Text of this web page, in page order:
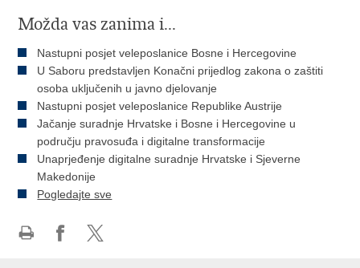
Možda vas zanima i...
Nastupni posjet veleposlanice Bosne i Hercegovine
U Saboru predstavljen Konačni prijedlog zakona o zaštiti
osoba uključenih u javno djelovanje
Nastupni posjet veleposlanice Republike Austrije
Jačanje suradnje Hrvatske i Bosne i Hercegovine u
području pravosuđa i digitalne transformacije
Unaprjeđenje digitalne suradnje Hrvatske i Sjeverne
Makedonije
Pogledajte sve